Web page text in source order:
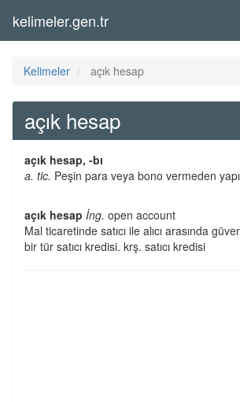
kelimeler.gen.tr
Kelimeler açık hesap
açık hesap
açık hesap, -bı
a. tic. Peşin para veya bono vermeden
açık hesap İng. open account
Mal ticaretinde satıcı ile alıcı arasında
bir tür satıcı kredisi. krş. satıcı kredisi